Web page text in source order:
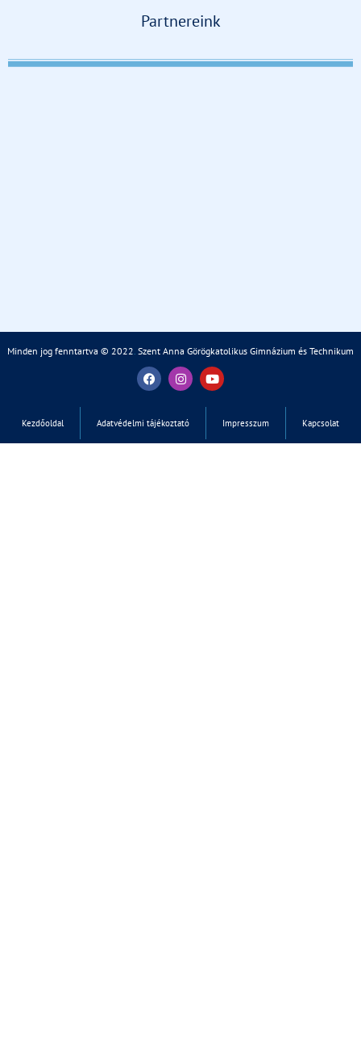
Partnereink
Minden jog fenntartva © 2022. Szent Anna Görögkatolikus Gimnázium és Technikum
Kezdőoldal Adatvédelmi tájékoztató Impresszum Kapcsolat